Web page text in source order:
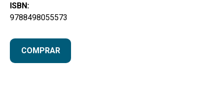
ISBN:
9788498055573
COMPRAR